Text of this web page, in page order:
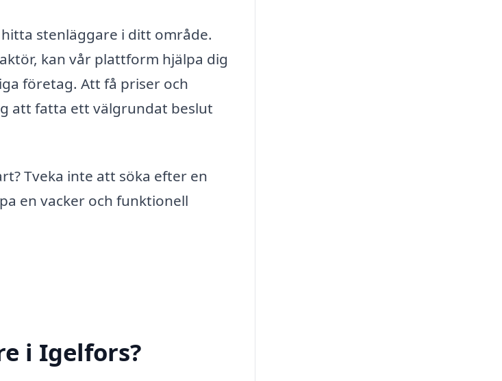
stenläggare i ditt område.
kan vår plattform hjälpa dig
företag. Att få priser och
att fatta ett välgrundat beslut
Tveka inte att söka efter en
en vacker och funktionell
i Igelfors?